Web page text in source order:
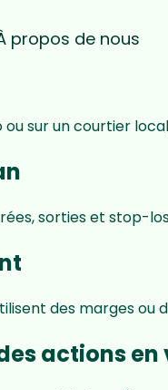
propos de nous
ou sur un courtier
sorties et stop-
des marges
actions en